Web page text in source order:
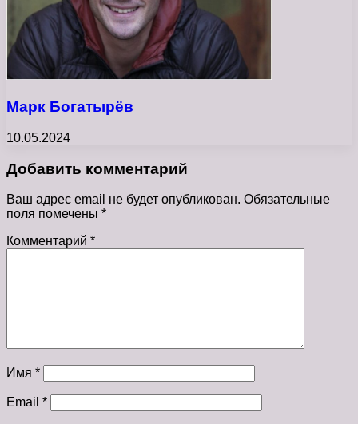
Марк Богатырёв
10.05.2024
Добавить комментарий
Ваш адрес email не будет опубликован. Обязательные
поля помечены *
Комментарий *
Имя *
Email *